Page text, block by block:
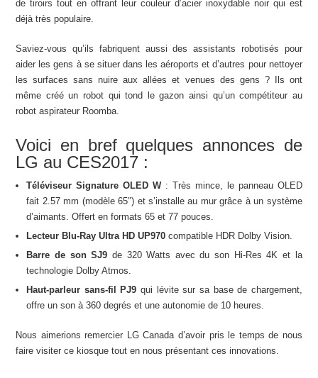
de tiroirs tout en offrant leur couleur d’acier inoxydable noir qui est
déjà très populaire.
Saviez-vous qu’ils fabriquent aussi des assistants robotisés pour
aider les gens à se situer dans les aéroports et d’autres pour nettoyer
les surfaces sans nuire aux allées et venues des gens ? Ils ont
même créé un robot qui tond le gazon ainsi qu’un compétiteur au
robot aspirateur Roomba.
Voici en bref quelques annonces de
LG au CES2017 :
Téléviseur Signature OLED W: Très mince, le panneau OLED
fait 2.57 mm (modèle 65″) et s’installe au mur grâce à un système
d’aimants. Offert en formats 65 et 77 pouces.
Lecteur Blu-Ray Ultra HD UP970 compatible HDR Dolby Vision.
Barre de son SJ9 de 320 Watts avec du son Hi-Res 4K et la
technologie Dolby Atmos.
Haut-parleur sans-fil PJ9 qui lévite sur sa base de chargement,
offre un son à 360 degrés et une autonomie de 10 heures.
Nous aimerions remercier LG Canada d’avoir pris le temps de nous
faire visiter ce kiosque tout en nous présentant ces innovations.